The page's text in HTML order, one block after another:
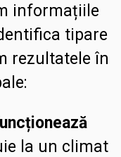
informațiile
tipare
rezultatele în
la un climat